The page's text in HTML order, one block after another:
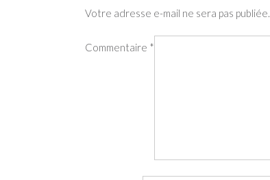
Votre adresse e-mail ne sera pas publiée.
Commentaire *